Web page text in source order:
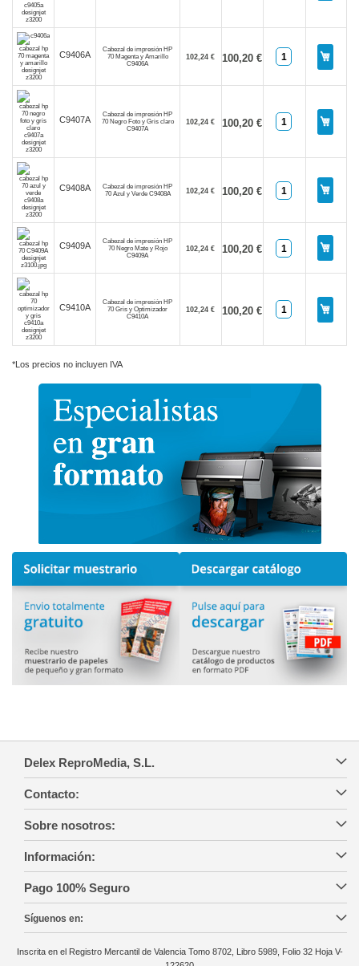
C9406A
Cabezal de impresión HP
70 Magenta y Amarillo
C9406A
102,24 € 100,20 €
C9407A
Cabezal de impresión HP
70 Negro Foto y Gris claro
C9407A
102,24 € 100,20 €
C9408A
Cabezal de impresión HP
70 Azul y Verde C9408A
102,24 € 100,20 €
C9409A
Cabezal de impresión HP
70 Negro Mate y Rojo
C9409A
102,24 € 100,20 €
C9410A
Cabezal de impresión HP
70 Gris y Optimizador
C9410A
102,24 € 100,20 €
*Los precios no incluyen IVA
Delex ReproMedia, S.L.
Contacto:
Sobre nosotros:
Información:
Pago 100% Seguro
Síguenos en:
Inscrita en el Registro Mercantil de Valencia Tomo 8702, Libro 5989, Folio 32 Hoja V-